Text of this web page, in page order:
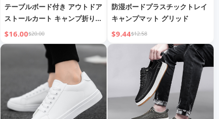
テーブルボード付き アウトドア
ストールカート キャンプ折りた
たみピクニックトロリートレー
ラー 大容量トロリー キャンプ
$16.00$20.00
防湿ボードプラスチックトレイ
キャンプマット グリッド
$9.44$12.58